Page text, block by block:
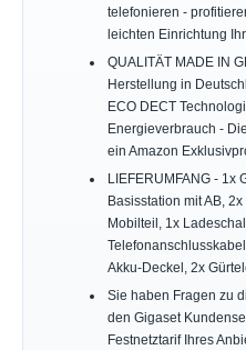
telefonieren -
leichten Einrichtung
QUALITÄT MADE IN
Herstellung in
ECO DECT
Energieverbrauch -
ein Amazon
LIEFERUMFANG - 1x
Basisstation mit AB,
Mobilteil, 1x
Akku-Deckel, 2x
Sie haben Fragen zu
den Gigaset
Festnetztarif Ihres